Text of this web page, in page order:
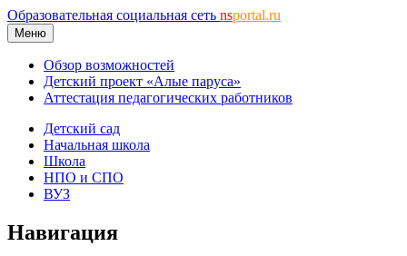
Образовательная социальная сеть nsportal.ru
Меню
Обзор возможностей
Детский проект «Алые паруса»
Аттестация педагогических работников
Детский сад
Начальная школа
Школа
НПО и СПО
ВУЗ
Навигация